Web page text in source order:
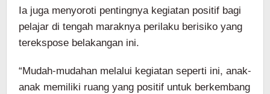
Ia juga menyoroti pentingnya kegiatan positif bagi
pelajar di tengah maraknya perilaku berisiko yang
terekspose belakangan ini.
“Mudah-mudahan melalui kegiatan seperti ini, anak-
anak memiliki ruang yang positif untuk berkembang